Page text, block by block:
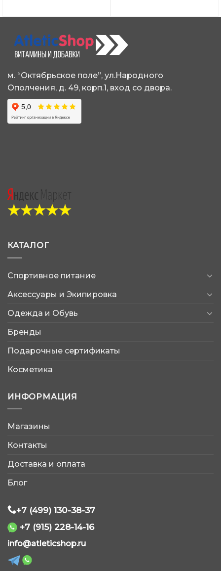
м. “Октябрьское поле”, ул.Народного
Ополчения, д. 49, корп.1, вход со двора.
КАТАЛОГ
Спортивное питание
Аксессуары и Экипировка
Одежда и Обувь
Бренды
Подарочные сертификаты
Косметика
ИНФОРМАЦИЯ
Магазины
Контакты
Доставка и оплата
Блог
+7 (499) 130-38-37
+7 (915) 228-14-16
info@atleticshop.ru